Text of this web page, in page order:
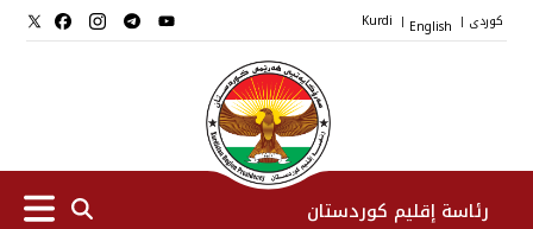
کوردی |
English
|
Kurdi
رئاسة إقليم كوردستان